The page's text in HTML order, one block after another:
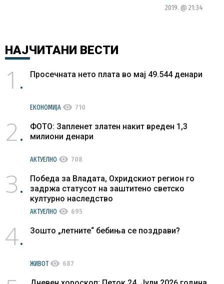
2019. @ 21:34
НАЈЧИТАНИ ВЕСТИ
1 Просечната нето плата во мај 49.544 денари
ЕКОНОМИЈА visibility 710
2
ФОТО: Запленет златен накит вреден 1,3
милиони денари
АКТУЕЛНО visibility 708
3
Победа за Владата, Охридскиот регион го
задржа статусот на заштитено светско
културно наследство
АКТУЕЛНО visibility 695
4 Зошто „летните“ бебиња се поздрави?
ЖИВОТvisibility 687